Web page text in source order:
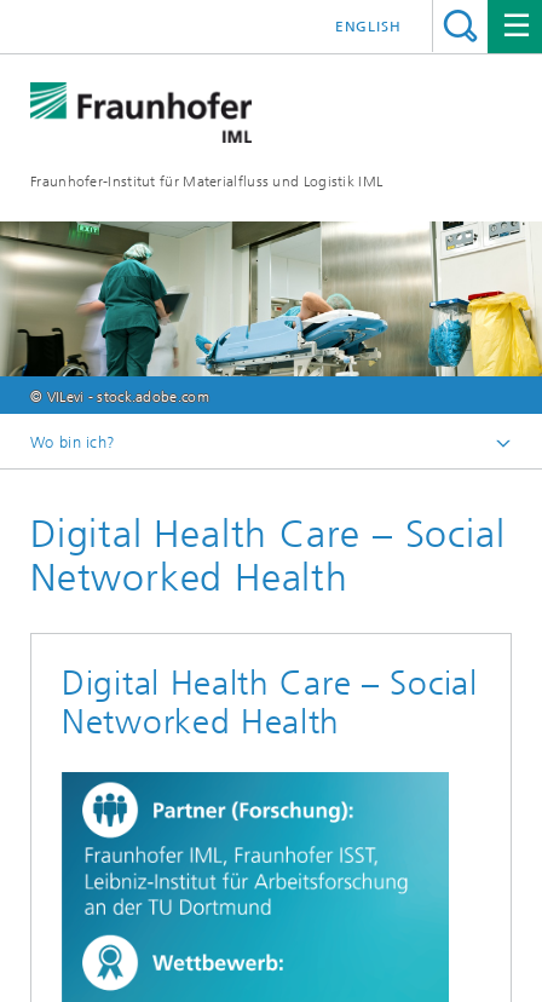
Fraunhofer-Institut für Materialfluss und Logistik IML
ENGLISH
© VILevi - stock.adobe.com
Wo bin ich?
Abteilungen
Logistik, Verkehr und Umwelt
Forschung
Digital Health Care – Social
Networked Health
Digital Health Care – Social
Networked Health